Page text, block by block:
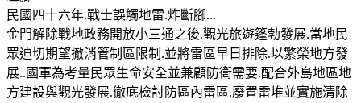
民國四十六年.戰士誤觸地雷.炸斷腳...
金門解除戰地政務開放小三通之後.觀光旅遊篷勃發展.當地民
眾迫切期望撤消管制區限制.並將雷區早日排除.以繁榮地方發
展..國軍為考量民眾生命安全並兼顧防衛需要.配合外島地區地
方建設與觀光發展.徹底檢討防區內雷區.廢置雷堆並實施清除